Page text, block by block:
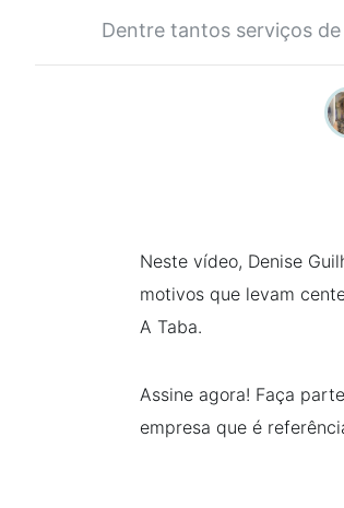
Dentre tantos serviços
Neste vídeo, Denise
motivos que levam
A Taba.
Assine agora! Faça
empresa que é